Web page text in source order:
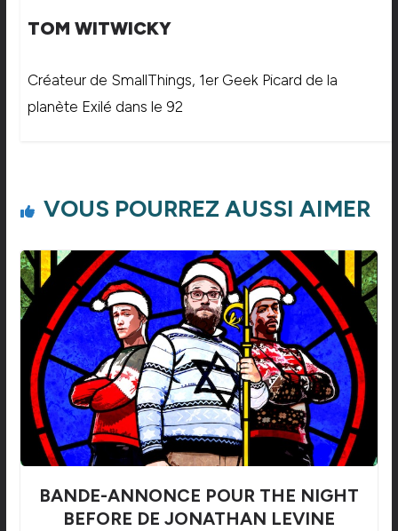
TOM WITWICKY
Créateur de SmallThings, 1er Geek Picard de la
planète Exilé dans le 92
VOUS POURREZ AUSSI AIMER
BANDE-ANNONCE POUR THE NIGHT
BEFORE DE JONATHAN LEVINE